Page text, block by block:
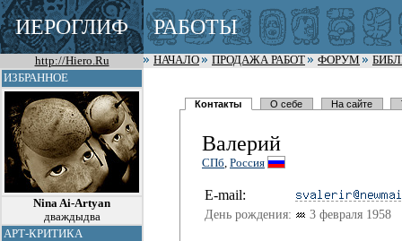
ИЕРОГЛИФ РАБОТЫ
http://Hiero.Ru НАЧАЛО ПРОДАЖА РАБОТ ФОРУМ
ИЗБРАННОЕ
Nina Ai-Artyan
дваждыдва
АРТ-КРИТИКА
Контакты О себе На сайте
Валерий
СПб, Россия
E-mail:
День рождения: 3 февраля 1958